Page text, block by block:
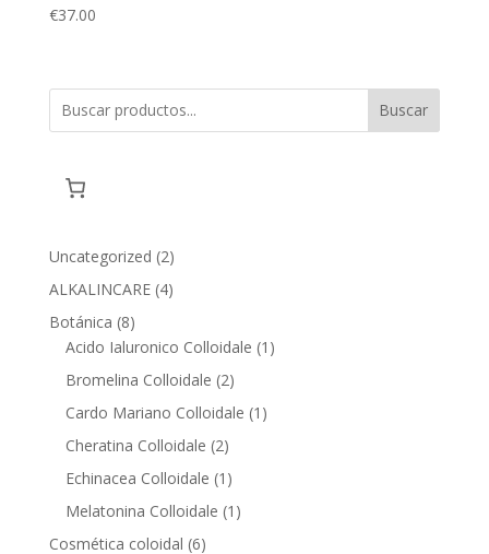
€37.00
Buscar
Uncategorized 22
products
ALKALINCARE 44
Botánica 88
products
Acido Ialuronico Colloidale 1 1
Bromelina Colloidale 22
products
Cardo Mariano Colloidale 1 1
Cheratina Colloidale 22
products
Echinacea Colloidale 1 1
product
Melatonina Colloidale 1 1
Cosmética coloidal 66